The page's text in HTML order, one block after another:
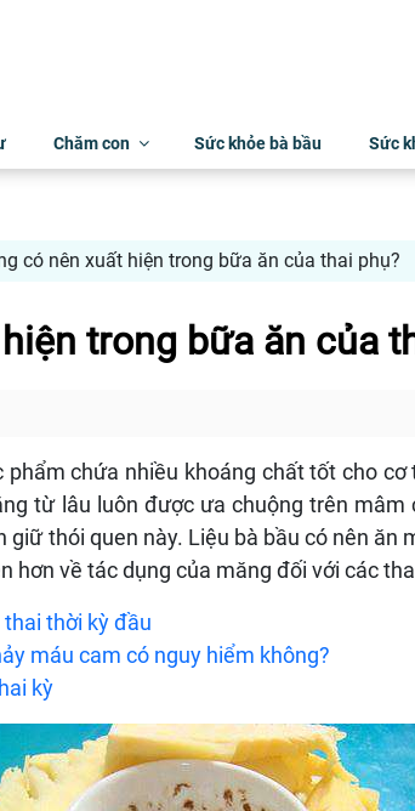
Chăm con Sức khỏe bà bầu Sức
có nên xuất hiện trong bữa ăn của thai phụ?
trong bữa ăn của
chứa nhiều khoáng chất tốt cho cơ
từ lâu luôn được ưa chuộng trên mâm
thói quen này. Liệu bà bầu có nên ăn
hơn về tác dụng của măng đối với các
thời kỳ đầu
máu cam có nguy hiểm không?
kỳ